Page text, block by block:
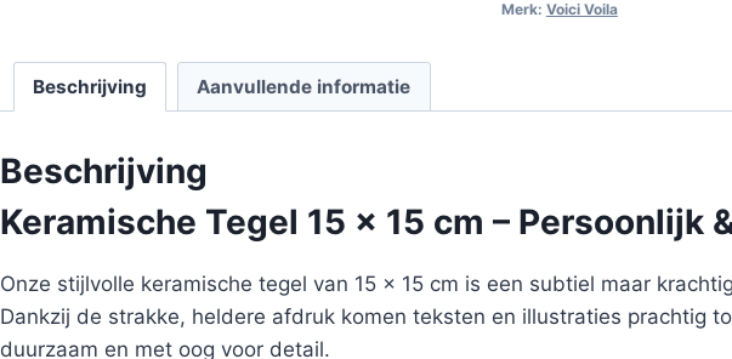
Merk: Voici Voila
Beschrijving Aanvullende informatie
Beschrijving
Keramische Tegel 15 x 15 cm – Persoonlijk
Onze stijlvolle keramische tegel van 15 x 15 cm is een subtiel maar
Dankzij de strakke, heldere afdruk komen teksten en illustraties prachtig
duurzaam en met oog voor detail.